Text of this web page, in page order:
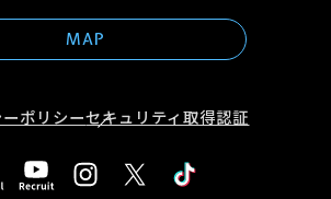
MAP
ポリシーセキュリティ取得認証